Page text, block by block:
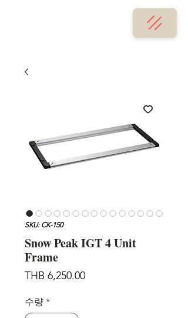
SKU: CK-150
Snow Peak IGT 4 Unit
Frame
THB 6,250.00가
수량 *